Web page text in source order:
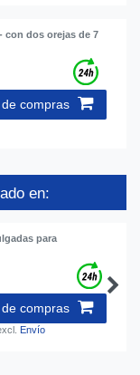
con dos orejas de 7
compras
en:
para
compras
Envío